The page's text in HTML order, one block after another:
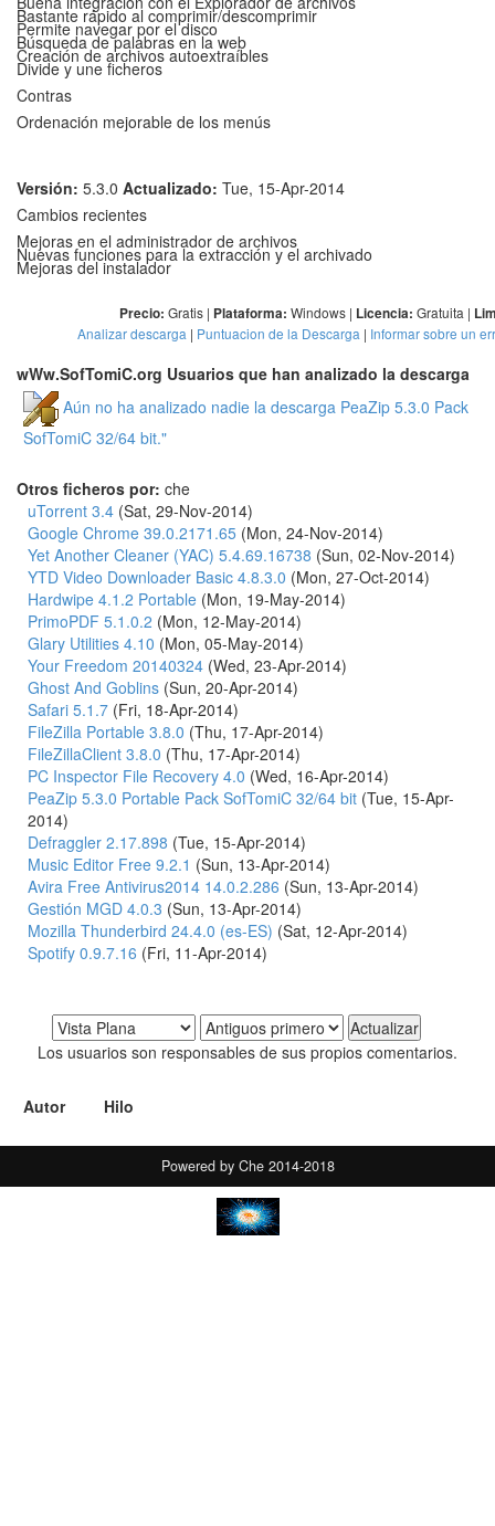
Bastante rápido al comprimir/descomprimir
Permite navegar por el disco
Búsqueda de palabras en la web
Creación de archivos autoextraíbles
Divide y une ficheros
Contras
Ordenación mejorable de los menús
Versión: 5.3.0 Actualizado: Tue, 15-Apr-2014
Cambios recientes
Mejoras en el administrador de archivos
Nuevas funciones para la extracción y el archivado
Mejoras del instalador
Precio: Gratis | Plataforma: Windows | Licencia: Gratuita |
Analizar descarga | Puntuacion de la Descarga | Informar sobre un
wWw.SofTomiC.org Usuarios que han analizado la descarga
Aún no ha analizado nadie la descarga PeaZip 5.3.0 Pack
SofTomiC 32/64 bit."
Otros ficheros por: che
uTorrent 3.4 (Sat, 29-Nov-2014)
Google Chrome 39.0.2171.65 (Mon, 24-Nov-2014)
Yet Another Cleaner (YAC) 5.4.69.16738 (Sun, 02-Nov-2014)
YTD Video Downloader Basic 4.8.3.0 (Mon, 27-Oct-2014)
Hardwipe 4.1.2 Portable (Mon, 19-May-2014)
PrimoPDF 5.1.0.2 (Mon, 12-May-2014)
Glary Utilities 4.10 (Mon, 05-May-2014)
Your Freedom 20140324 (Wed, 23-Apr-2014)
Ghost And Goblins (Sun, 20-Apr-2014)
Safari 5.1.7 (Fri, 18-Apr-2014)
FileZilla Portable 3.8.0 (Thu, 17-Apr-2014)
FileZillaClient 3.8.0 (Thu, 17-Apr-2014)
PC Inspector File Recovery 4.0 (Wed, 16-Apr-2014)
PeaZip 5.3.0 Portable Pack SofTomiC 32/64 bit (Tue, 15-Apr-
2014)
Defraggler 2.17.898 (Tue, 15-Apr-2014)
Music Editor Free 9.2.1 (Sun, 13-Apr-2014)
Avira Free Antivirus2014 14.0.2.286 (Sun, 13-Apr-2014)
Gestión MGD 4.0.3 (Sun, 13-Apr-2014)
Mozilla Thunderbird 24.4.0 (es-ES) (Sat, 12-Apr-2014)
Spotify 0.9.7.16 (Fri, 11-Apr-2014)
Los usuarios son responsables de sus propios comentarios.
Autor Hilo
Powered by Che 2014-2018